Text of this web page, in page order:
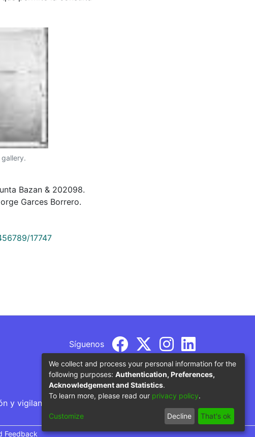
Bazan & 202098.
Garces Borrero.
17747
Síguenos
y vigilancia por parte del Ministerio de Educación
Feedback
We collect and process your personal information for the
following purposes: Authentication, Preferences,
Acknowledgement and Statistics.
To learn more, please read our privacy policy.
Customize Decline That's ok